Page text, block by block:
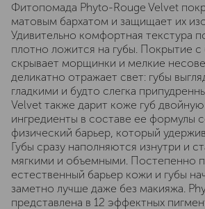
Фитопомада Phyto-Rouge Velvet
матовым бархатом и защищает их
Удивительно комфортная текстура
плотно ложится на губы. Покрытие
скрывает морщинки и мелкие
деликатно отражает свет: губы
гладкими и будто слегка
Velvet также дарит коже губ
ингредиенты в составе ее формулы
физический барьер, который
Губы сразу наполняются изнутри и
мягкими и объемными. Постепенно
естественный барьер кожи и губы
заметно лучше даже без макияжа.
представлена в 12 эффектных